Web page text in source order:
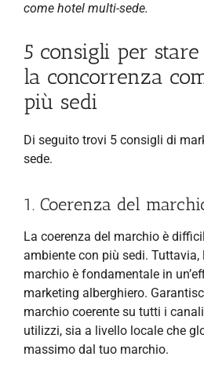
come hotel multi-sede.
5 consigli per
la concorrenza
più sedi
Di seguito trovi 5 consigli di
sede.
1. Coerenza del
La coerenza del marchio è
ambiente con più sedi. Tuttavia,
marchio è fondamentale in
marketing alberghiero.
marchio coerente su tutti i
utilizzi, sia a livello locale che
massimo dal tuo marchio.